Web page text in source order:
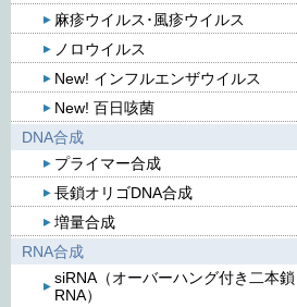
麻疹ウイルス･風疹ウイルス
ノロウイルス
New! インフルエンザウイルス
New! 百日咳菌
DNA合成
プライマー合成
長鎖オリゴDNA合成
増量合成
RNA合成
siRNA（オーバーハング付き二本鎖
RNA）